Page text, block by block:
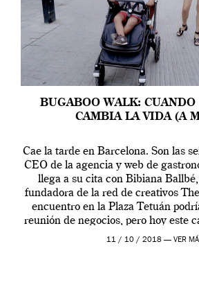
BUGABOO WALK:
CAMBIA LA VIDA (A
Cae la tarde en Barcelona. Son las
CEO de la agencia y web de
llega a su cita con Bibiana
fundadora de la red de creativos
encuentro en la Plaza Tetuán
reunión de negocios, pero hoy este
sobre […]
11 / 10 / 2018 — VER